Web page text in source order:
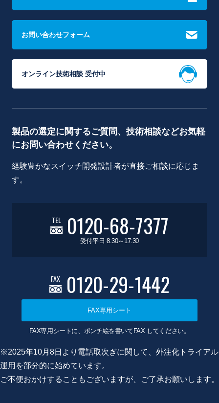
お問い合わせフォーム
オンライン技術相談 受付中
製品の選定に関するご質問、技術相談などお気軽
にお問い合わせください。
経験豊かなスイッチ開発設計者が直接ご相談に応じま
す。
TEL 0120-68-7377
受付平日 8:30～17:30
FAX 0120-29-1442
FAX専用シート
FAX専用シートに、ポンチ絵を書いてFAX してください。
※2025年10月8日より電話取次ぎに関して、外注化トライアル
運用を部分的に始めています。
ご不便おかけすることもございますが、ご了承お願いします。